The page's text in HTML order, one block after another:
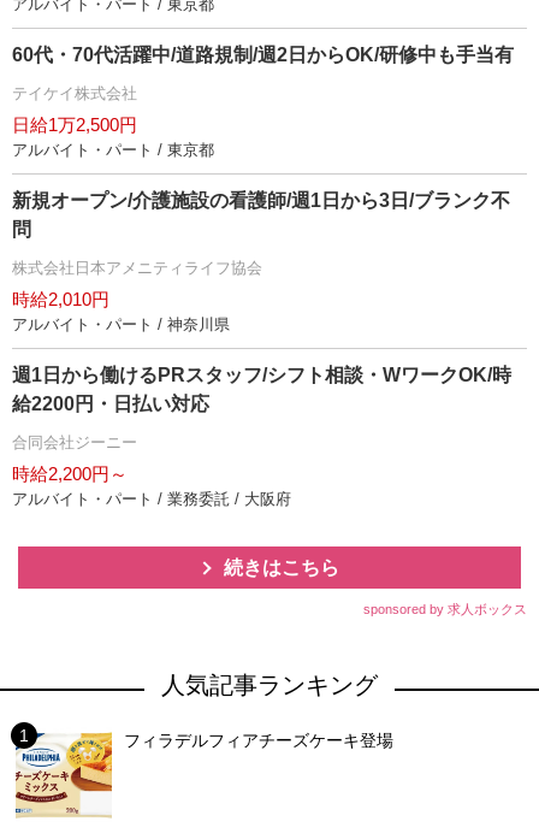
アルバイト・パート / 東京都
60代・70代活躍中/道路規制/週2日からOK/研修中も手当有
テイケイ株式会社
日給1万2,500円
アルバイト・パート / 東京都
新規オープン/介護施設の看護師/週1日から3日/ブランク不
問
株式会社日本アメニティライフ協会
時給2,010円
アルバイト・パート / 神奈川県
週1日から働けるPRスタッフ/シフト相談・WワークOK/時
給2200円・日払い対応
合同会社ジーニー
時給2,200円～
アルバイト・パート / 業務委託 / 大阪府
続きはこちら
sponsored by 求人ボックス
人気記事ランキング
フィラデルフィアチーズケーキ登場